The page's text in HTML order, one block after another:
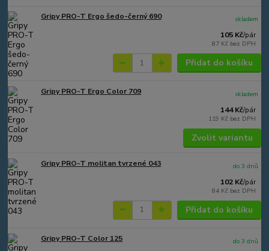
Gripy PRO-T Ergo šedo-černý 690
105 Kč/pár
87 Kč bez DPH
skladem
Přidat do košíku
Gripy PRO-T Ergo Color 709
144 Kč/pár
119 Kč bez DPH
skladem
Zvolit variantu
Gripy PRO-T molitan tvrzené 043
102 Kč/pár
84 Kč bez DPH
do 3 dnů
Přidat do košíku
Gripy PRO-T Color 125
do 3 dnů